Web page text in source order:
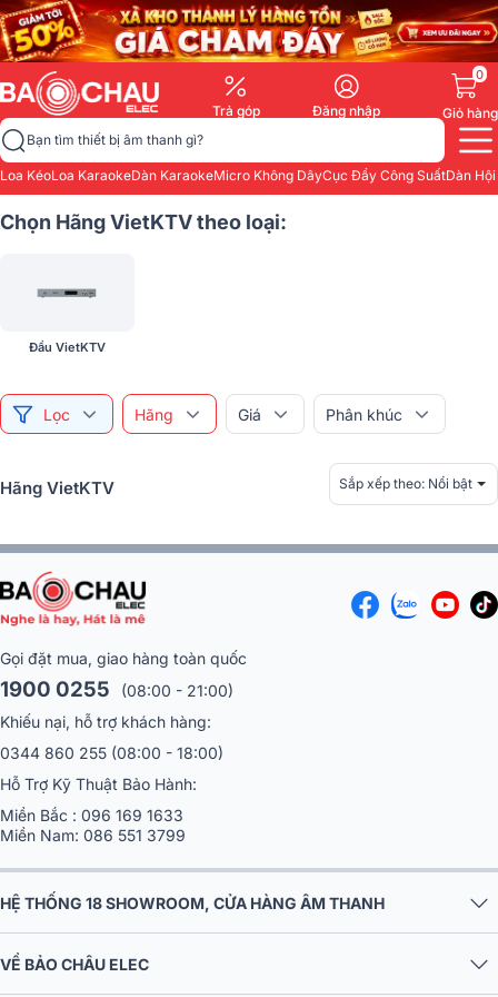
Trả góp Đăng nhập
0
Giỏ hàng
Bạn tìm thiết bị âm thanh gì?
Loa KéoLoa KaraokeDàn KaraokeMicro Không DâyCục Đẩy Công SuấtDàn
Chọn Hãng VietKTV theo loại:
Đầu VietKTV
Lọc Hãng Giá Phân khúc
Hãng VietKTV Sắp xếp theo: Nổi bật
Gọi đặt mua, giao hàng toàn quốc
1900 0255
(08:00 - 21:00)
Khiếu nại, hỗ trợ khách hàng:
0344 860 255 (08:00 - 18:00)
Hỗ Trợ Kỹ Thuật Bảo Hành:
Miền Bắc : 096 169 1633
Miền Nam: 086 551 3799
HỆ THỐNG 18 SHOWROOM, CỬA HÀNG ÂM THANH
VỀ BẢO CHÂU ELEC